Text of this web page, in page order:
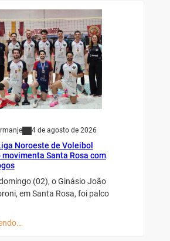
4 de agosto de 2026
Noroeste de Voleibol
Santa Rosa com
(02), o Ginásio João
em Santa Rosa, foi palco